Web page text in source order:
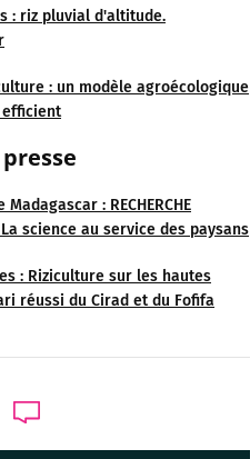
: riz pluvial d'altitude.
: un modèle agroécologique
: RECHERCHE
La science au service des paysans
: Riziculture sur les hautes
réussi du Cirad et du Fofifa